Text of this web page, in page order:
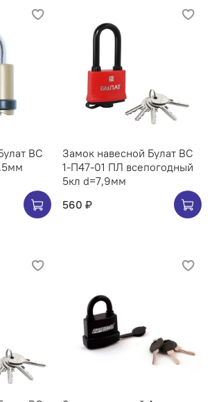
ВС
Замок навесной Булат ВС
1-П47-01 ПЛ всепогодный
5кл d=7,9мм
560 ₽